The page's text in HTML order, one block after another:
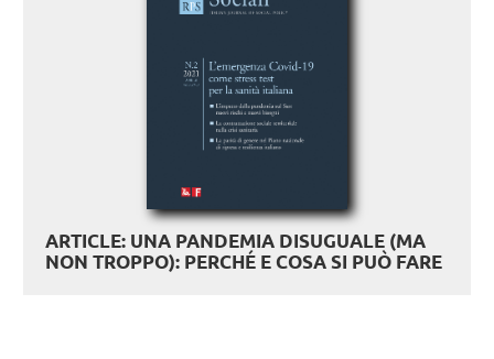
ARTICLE: UNA PANDEMIA DISUGUALE (MA
NON TROPPO): PERCHÉ E COSA SI PUÒ FARE